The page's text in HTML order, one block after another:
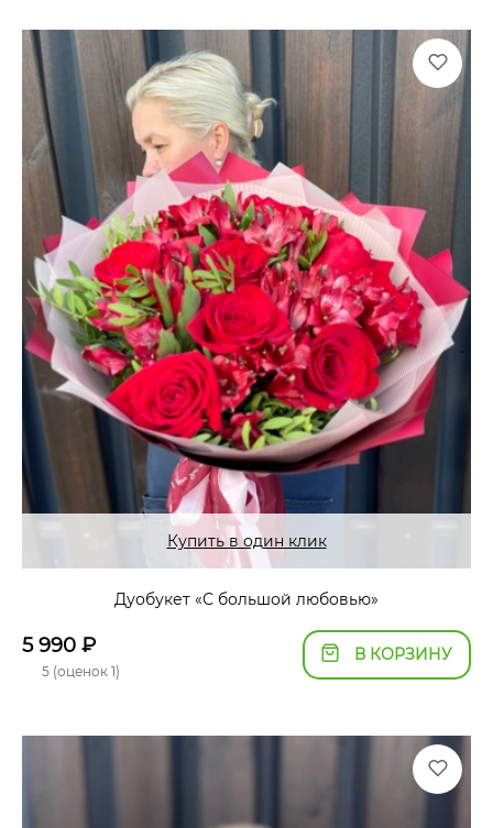
Купить в один клик
Дуобукет «С большой любовью»
5 990 ₽
5 (оценок 1)
В КОРЗИНУ